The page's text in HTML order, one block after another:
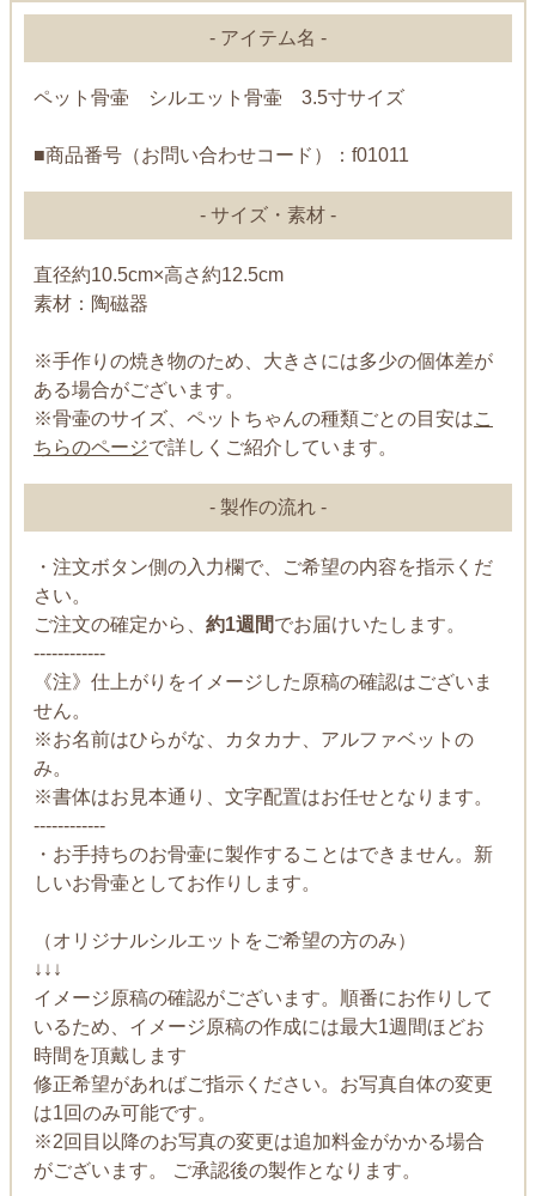
- アイテム名 -
ペット骨壷 シルエット骨壷 3.5寸サイズ
■商品番号（お問い合わせコード）：f01011
- サイズ・素材 -
直径約10.5cm×高さ約12.5cm
素材：陶磁器
※手作りの焼き物のため、大きさには多少の個体差が
ある場合がございます。
※骨壷のサイズ、ペットちゃんの種類ごとの目安はこ
ちらのページで詳しくご紹介しています。
- 製作の流れ -
・注文ボタン側の入力欄で、ご希望の内容を指示くだ
さい。
ご注文の確定から、 約1週間でお届けいたします。
------------
《注》仕上がりをイメージした原稿の確認はございま
せん。
※お名前はひらがな、カタカナ、アルファベットの
み。
※書体はお見本通り、文字配置はお任せとなります。
------------
・お手持ちのお骨壷に製作することはできません。新
しいお骨壷としてお作りします。
（オリジナルシルエットをご希望の方のみ）
↓↓↓
イメージ原稿の確認がございます。順番にお作りして
いるため、イメージ原稿の作成には最大1週間ほどお
時間を頂戴します
修正希望があればご指示ください。お写真自体の変更
は1回のみ可能です。
※2回目以降のお写真の変更は追加料金がかかる場合
がございます。 ご承認後の製作となります。